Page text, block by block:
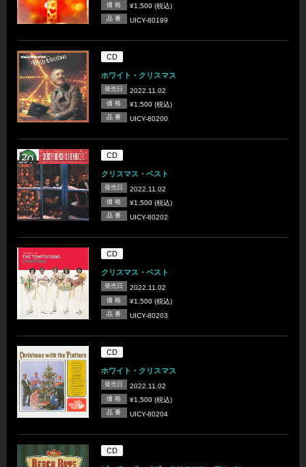
価 格 ¥1,500 (税込)
品 番 UICY-80199
CD
ホワイト・クリスマス
発売日 2022.11.02
価 格 ¥1,500 (税込)
品 番 UICY-80200
CD
クリスマス・ベスト
発売日 2022.11.02
価 格 ¥1,500 (税込)
品 番 UICY-80202
CD
クリスマス・ベスト
発売日 2022.11.02
価 格 ¥1,500 (税込)
品 番 UICY-80203
CD
ホワイト・クリスマス
発売日 2022.11.02
価 格 ¥1,500 (税込)
品 番 UICY-80204
CD